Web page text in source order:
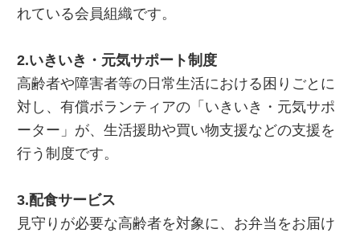
れている会員組織です。
2.いきいき・元気サポート制度
高齢者や障害者等の日常生活における困りごとに
対し、有償ボランティアの「いきいき・元気サポ
ーター」が、生活援助や買い物支援などの支援を
行う制度です。
3.配食サービス
見守りが必要な高齢者を対象に、お弁当をお届け